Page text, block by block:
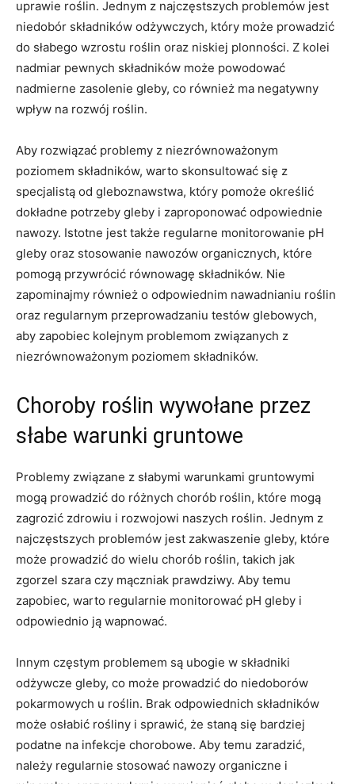
uprawie roślin. Jednym z najczęstszych problemów⁣ jest
niedobór składników odżywczych, który​ może prowadzić
do słabego wzrostu roślin oraz niskiej plonności. ⁣Z ‌kolei
nadmiar ‌pewnych składników może powodować
nadmierne ‍zasolenie gleby,⁤ co​ również‍ ma negatywny
wpływ​ na rozwój​ roślin.
Aby rozwiązać problemy z niezrównoważonym‍
poziomem składników, warto skonsultować⁣ się z‌
specjalistą od gleboznawstwa, który ⁤pomoże określić
dokładne potrzeby gleby⁤ i ​zaproponować odpowiednie
nawozy. Istotne jest także regularne monitorowanie pH​
gleby oraz stosowanie nawozów ⁢organicznych, które
pomogą⁣ przywrócić równowagę składników. Nie
zapominajmy również ⁤o ​odpowiednim nawadnianiu roślin
oraz⁤ regularnym przeprowadzaniu testów glebowych,
⁢aby⁤ zapobiec kolejnym ⁤problemom związanych z
niezrównoważonym poziomem składników.
Choroby roślin wywołane przez
‍słabe warunki gruntowe
Problemy związane z słabymi warunkami gruntowymi
mogą prowadzić ⁣do różnych ‍chorób ⁤roślin, ⁤które ⁤mogą
zagrozić ⁤zdrowiu i rozwojowi naszych roślin. Jednym ‍z​
najczęstszych problemów jest zakwaszenie⁣ gleby, które
może ​prowadzić do wielu chorób roślin, takich⁣ jak
zgorzel szara czy​ mączniak prawdziwy. Aby temu
zapobiec,‍ warto⁢ regularnie monitorować pH gleby i
odpowiednio ją wapnować.
Innym częstym problemem są ‌ubogie w‌ składniki
odżywcze gleby,⁢ co ⁢może prowadzić do niedoborów
pokarmowych u roślin.⁢ Brak odpowiednich ⁤składników
może osłabić rośliny i​ sprawić, że⁣ staną się‍ bardziej
podatne na infekcje chorobowe. Aby temu zaradzić,
należy regularnie⁢ stosować​ nawozy organiczne i